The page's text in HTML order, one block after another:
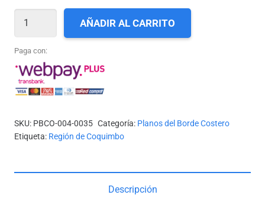
035_PUERTO
ALDEA
A
CALETA
cantidad
AÑADIR AL CARRITO
Paga con:
SKU: PBCO-004-0035 Categoría: Planos del Borde Costero
Etiqueta: Región de Coquimbo
Descripción